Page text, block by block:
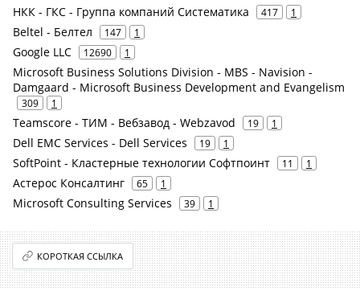
НКК - ГКС - Группа компаний Систематика 417 1
Beltel - Белтел 147 1
Google LLC 12690 1
Microsoft Business Solutions Division - MBS - Navision -
Damgaard - Microsoft Business Development and Evangelism
309 1
Teamscore - ТИМ - Вебзавод - Webzavod 19 1
Dell EMC Services - Dell Services 19 1
SoftPoint - Кластерные технологии Софтпоинт 11 1
Астерос Консалтинг 65 1
Microsoft Consulting Services 39 1
КОРОТКАЯ ССЫЛКА